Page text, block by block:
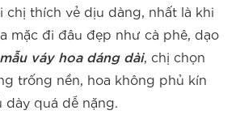
chị thích vẻ dịu dàng, nhất là khi
mặc đi đâu đẹp như cà phê, dạo
mẫu váy hoa dáng dài, chị chọn
trống nền, hoa không phủ kín
dày quá dễ nặng.